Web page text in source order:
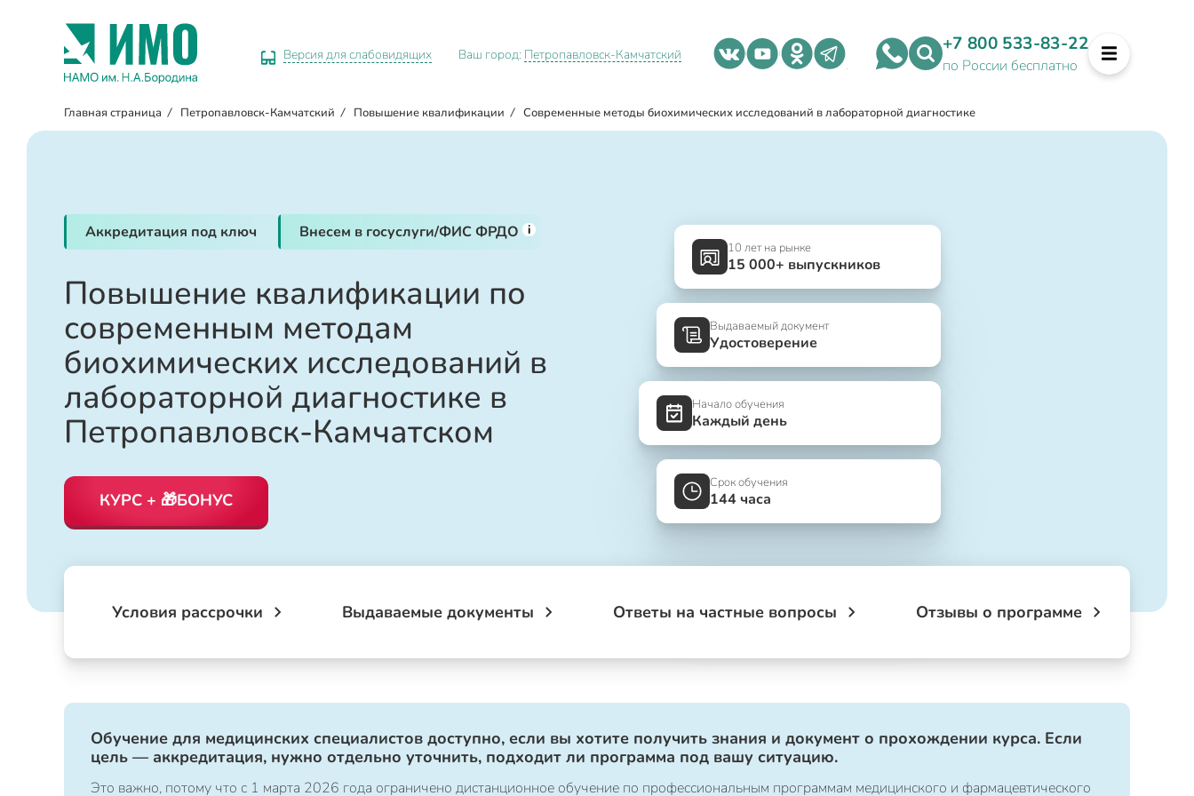
Версия для слабовидящих Ваш город: Петропавловск-Камчатский +7 800 533-83-22
по России бесплатно
Главная страница / Петропавловск-Камчатский / Повышение квалификации / Современные методы биохимических исследований в лабораторной диагностике
Аккредитация под ключ Внесем в госуслуги/ФИС ФРДО i
Повышение квалификации по
современным методам
биохимических исследований в
лабораторной диагностике в
Петропавловск-Камчатском
КУРС + 🎁БОНУС
10 лет на рынке
15 000+ выпускников
Выдаваемый документ
Удостоверение
Начало обучения
Каждый день
Срок обучения
144 часа
Условия рассрочки Выдаваемые документы Ответы на частные вопросы Отзывы о программе
Обучение для медицинских специалистов доступно, если вы хотите получить знания и документ о прохождении курса. Если
цель — аккредитация, нужно отдельно уточнить, подходит ли программа под вашу ситуацию.
Это важно, потому что с 1 марта 2026 года ограничено дистанционное обучение по профессиональным программам медицинского и фармацевтического